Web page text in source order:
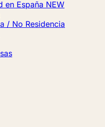
en España NEW
/ No Residencia